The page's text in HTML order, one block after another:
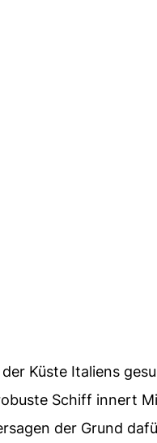
Küste Italiens
Schiff innert
der Grund